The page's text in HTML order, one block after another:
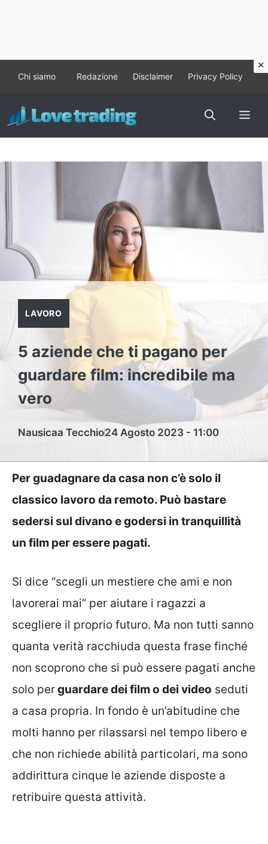
contenuto
Chi siamo Redazione Disclaimer Privacy Policy
LAVORO
5 aziende che ti pagano per
guardare film: incredibile ma
vero
Nausicaa Tecchio24 Agosto 2023 - 11:00
Per guadagnare da casa non c’è solo il
classico lavoro da remoto. Può bastare
sedersi sul divano e godersi in tranquillità
un film per essere pagati.
Si dice “scegli un mestiere che ami e non
lavorerai mai” per aiutare i ragazzi a
scegliere il proprio futuro. Ma non tutti sanno
quanta verità racchiuda questa frase finché
non scoprono che si può essere pagati anche
solo perguardare dei film o dei video seduti
a casa propria. In fondo è un’abitudine che
molti hanno per rilassarsi nel tempo libero e
che non richiede abilità particolari, ma sono
addirittura cinque le aziende disposte a
retribuire questa attività.